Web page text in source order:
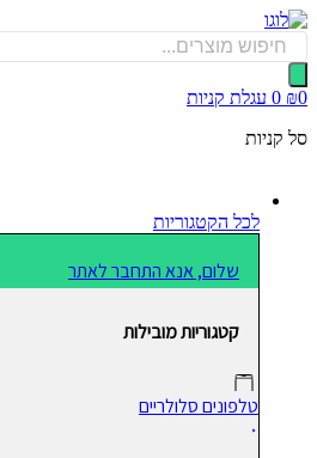
0 עגלת קניות
לכל הקטגוריות
שלום, אנא התחבר לאתר
קטגוריות מובילות
טלפונים סלולריים